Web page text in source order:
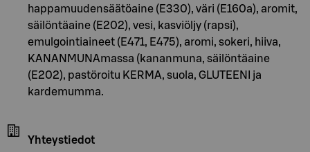
happamuudensäätöaine (E330), väri (E160a), aromit,
säilöntäaine (E202), vesi, kasviöljy (rapsi),
emulgointiaineet (E471, E475), aromi, sokeri, hiiva,
KANANMUNAmassa (kananmuna, säilöntäaine
(E202), pastöroitu KERMA, suola, GLUTEENI ja
kardemumma.
Yhteystiedot